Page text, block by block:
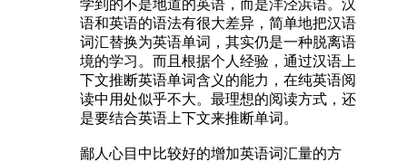
学到的不是地道的英语，而是洋泾浜语。汉
语和英语的语法有很大差异，简单地把汉语
词汇替换为英语单词，其实仍是一种脱离语
境的学习。而且根据个人经验，通过汉语上
下文推断英语单词含义的能力，在纯英语阅
读中用处似乎不大。最理想的阅读方式，还
是要结合英语上下文来推断单词。
鄙人心目中比较好的增加英语词汇量的方